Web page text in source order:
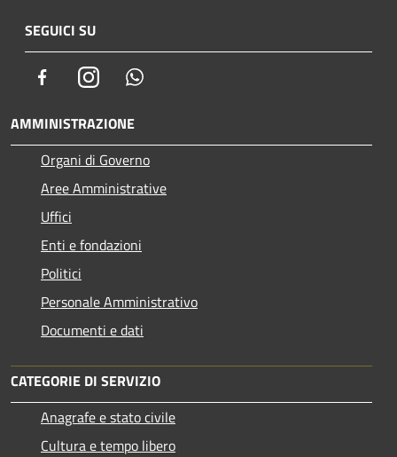
SEGUICI SU
FacebookInstagram
AMMINISTRAZIONE
Organi di Governo
Aree Amministrative
Uffici
Enti e fondazioni
Politici
Personale Amministrativo
Documenti e dati
CATEGORIE DI SERVIZIO
Anagrafe e stato civile
Cultura e tempo libero